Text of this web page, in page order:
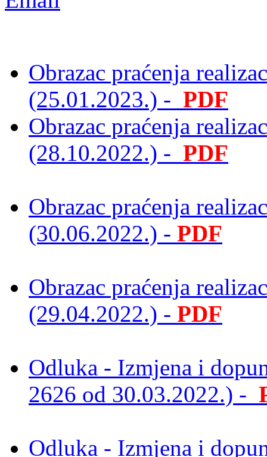
Obrazac praćenja
(25.01.2023.) - PDF
Obrazac praćenja
(28.10.2022.) - PDF
Obrazac praćenja
(30.06.2022.) - PDF
Obrazac praćenja
(29.04.2022.) - PDF
Odluka - Izmjena i
2626 od 30.03.2022.) -
Odluka - Izmjena i